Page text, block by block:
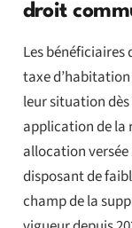
droit
Les bénéficiaires
taxe
leur situation
application de la
allocation
disposant de
champ de la